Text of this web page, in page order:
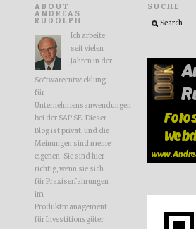
ABOUT
ANDREAS
RUDOLPH
Ich arbeite
seit vielen
Jahren in der
Softwareentwicklung
für
Unternehmensanwendungen
bei der SAP SE. Dieser
Blog ist privat, und die
Meinungen sind meine
eigenen. Sie sind hier
richtig, wenn sie sich
für Praxiserfahrungen
im
Produktmanagement
für Investitionsgüter
SUCHE